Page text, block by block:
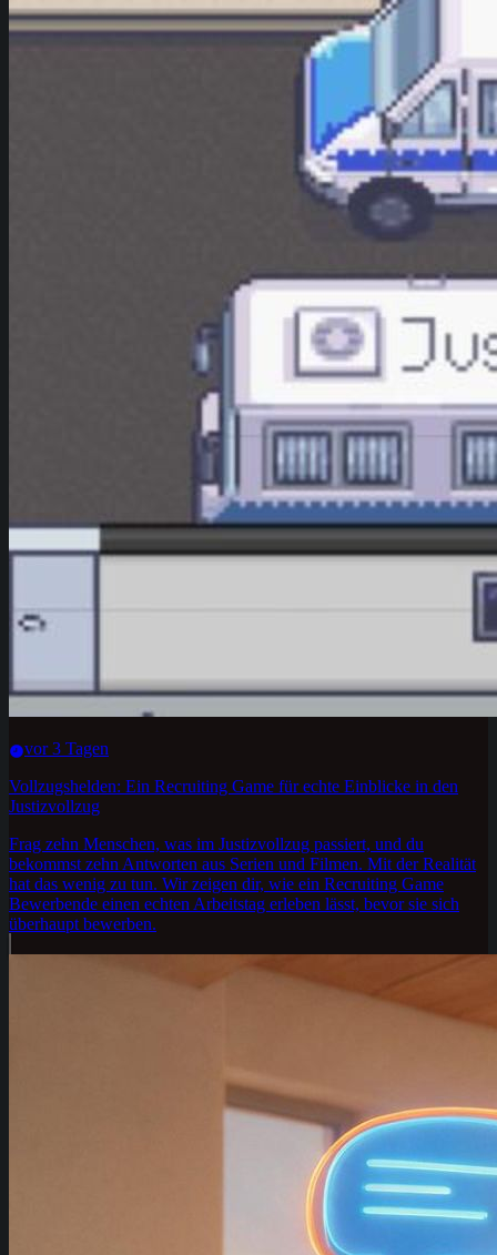
vor 3 Tagen
Vollzugshelden: Ein Recruiting Game für echte Einblicke in den
Justizvollzug
Frag zehn Menschen, was im Justizvollzug passiert, und du
bekommst zehn Antworten aus Serien und Filmen. Mit der Realität
hat das wenig zu tun. Wir zeigen dir, wie ein Recruiting Game
Bewerbende einen echten Arbeitstag erleben lässt, bevor sie sich
überhaupt bewerben.